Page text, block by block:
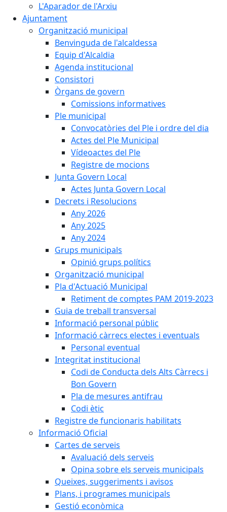
L'Aparador de l'Arxiu
Ajuntament
Organització municipal
Benvinguda de l'alcaldessa
Equip d'Alcaldia
Agenda institucional
Consistori
Òrgans de govern
Comissions informatives
Ple municipal
Convocatòries del Ple i ordre del dia
Actes del Ple Municipal
Vídeoactes del Ple
Registre de mocions
Junta Govern Local
Actes Junta Govern Local
Decrets i Resolucions
Any 2026
Any 2025
Any 2024
Grups municipals
Opinió grups polítics
Organització municipal
Pla d'Actuació Municipal
Retiment de comptes PAM 2019-2023
Guia de treball transversal
Informació personal públic
Informació càrrecs electes i eventuals
Personal eventual
Integritat institucional
Codi de Conducta dels Alts Càrrecs i
Bon Govern
Pla de mesures antifrau
Codi ètic
Registre de funcionaris habilitats
Informació Oficial
Cartes de serveis
Avaluació dels serveis
Opina sobre els serveis municipals
Queixes, suggeriments i avisos
Plans, i programes municipals
Gestió econòmica